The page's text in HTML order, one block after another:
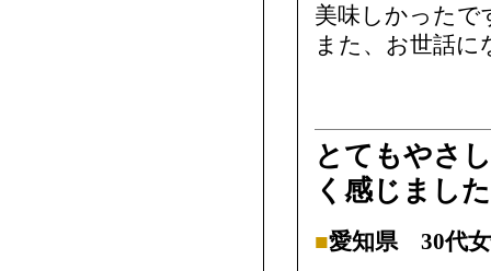
美味しかったで
また、お世話
とてもやさ
く感じまし
■愛知県 30代